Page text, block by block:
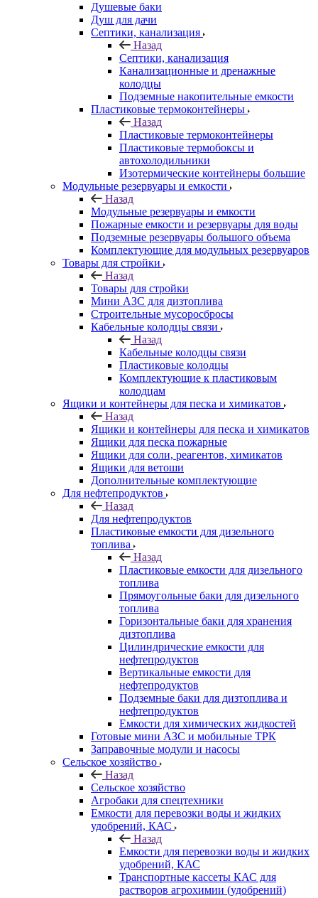
Душевые баки
Душ для дачи
Септики, канализация
Назад
Септики, канализация
Канализационные и дренажные
колодцы
Подземные накопительные емкости
Пластиковые термоконтейнеры
Назад
Пластиковые термоконтейнеры
Пластиковые термобоксы и
автохолодильники
Изотермические контейнеры большие
Модульные резервуары и емкости
Назад
Модульные резервуары и емкости
Пожарные емкости и резервуары для воды
Подземные резервуары большого объема
Комплектующие для модульных резервуаров
Товары для стройки
Назад
Товары для стройки
Мини АЗС для дизтоплива
Строительные мусоросбросы
Кабельные колодцы связи
Назад
Кабельные колодцы связи
Пластиковые колодцы
Комплектующие к пластиковым
колодцам
Ящики и контейнеры для песка и химикатов
Назад
Ящики и контейнеры для песка и химикатов
Ящики для песка пожарные
Ящики для соли, реагентов, химикатов
Ящики для ветоши
Дополнительные комплектующие
Для нефтепродуктов
Назад
Для нефтепродуктов
Пластиковые емкости для дизельного
топлива
Назад
Пластиковые емкости для дизельного
топлива
Прямоугольные баки для дизельного
топлива
Горизонтальные баки для хранения
дизтоплива
Цилиндрические емкости для
нефтепродуктов
Вертикальные емкости для
нефтепродуктов
Подземные баки для дизтоплива и
нефтепродуктов
Емкости для химических жидкостей
Готовые мини АЗС и мобильные ТРК
Заправочные модули и насосы
Сельское хозяйство
Назад
Сельское хозяйство
Агробаки для спецтехники
Емкости для перевозки воды и жидких
удобрений, КАС
Назад
Емкости для перевозки воды и жидких
удобрений, КАС
Транспортные кассеты КАС для
растворов агрохимии (удобрений)